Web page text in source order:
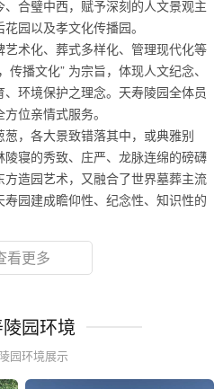
合璧中西，赋予深刻的人文景观主
园以及孝文化传播园。
术化、葬式多样化、管理现代化等
播文化” 为宗旨，体现人文纪念、
环境保护之理念。天寿陵园全体员
位亲情式服务。
，各大景致错落其中，或典雅别
寝的秀致、庄严、龙脉连绵的磅礴
造园艺术，又融合了世界墓葬主流
园建成瞻仰性、纪念性、知识性的
看更多
园环境
园环境展示